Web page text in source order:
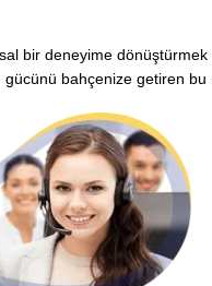
deneyime
bahçenize getiren